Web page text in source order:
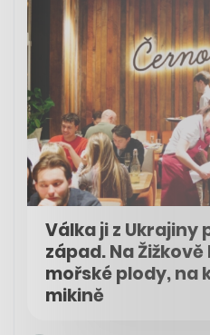
Válka ji z Ukrajiny
západ. Na
mořské plody, na
mikině